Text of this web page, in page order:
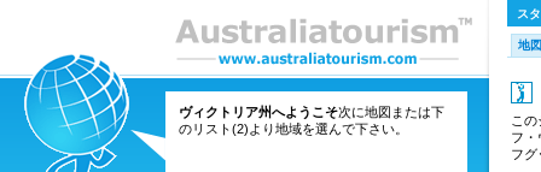
ヴィクトリア州へようこそ次に地図または下
のリスト(2)より地域を選んで下さい。
ス
地図
こ
フ・
フグ